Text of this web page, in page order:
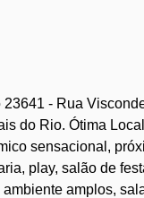
- Rua
do Rio. Ótima
sensacional,
play, salão de
amplos,